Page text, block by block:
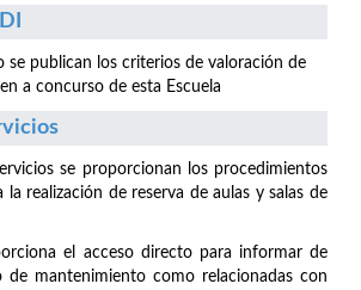
se publican los criterios de valoración de
a concurso de esta Escuela
se proporcionan los procedimientos
la realización de reserva de aulas y salas de
el acceso directo para informar de
de mantenimiento como relacionadas con